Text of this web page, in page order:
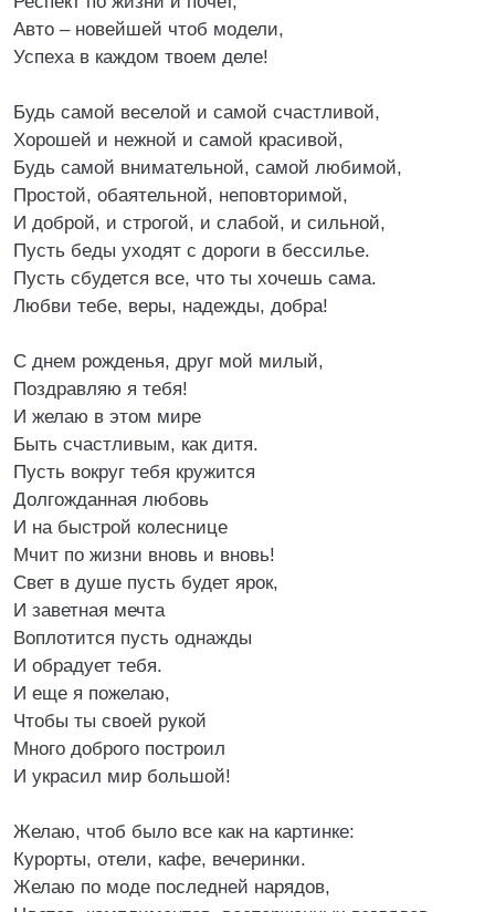
Авто – новейшей чтоб модели,
Успеха в каждом твоем деле!
Будь самой веселой и самой счастливой,
Хорошей и нежной и самой красивой,
Будь самой внимательной, самой любимой,
Простой, обаятельной, неповторимой,
И доброй, и строгой, и слабой, и сильной,
Пусть беды уходят с дороги в бессилье.
Пусть сбудется все, что ты хочешь сама.
Любви тебе, веры, надежды, добра!
С днем рожденья, друг мой милый,
Поздравляю я тебя!
И желаю в этом мире
Быть счастливым, как дитя.
Пусть вокруг тебя кружится
Долгожданная любовь
И на быстрой колеснице
Мчит по жизни вновь и вновь!
Свет в душе пусть будет ярок,
И заветная мечта
Воплотится пусть однажды
И обрадует тебя.
И еще я пожелаю,
Чтобы ты своей рукой
Много доброго построил
И украсил мир большой!
Желаю, чтоб было все как на картинке:
Курорты, отели, кафе, вечеринки.
Желаю по моде последней нарядов,